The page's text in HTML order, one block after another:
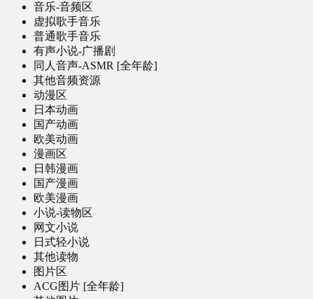
音乐-音频区
虚拟歌手音乐
普通歌手音乐
有声小说-广播剧
同人音声-ASMR [全年龄]
其他音频资源
动漫区
日本动画
国产动画
欧美动画
漫画区
日韩漫画
国产漫画
欧美漫画
小说-读物区
网文小说
日式轻小说
其他读物
图片区
ACG图片 [全年龄]